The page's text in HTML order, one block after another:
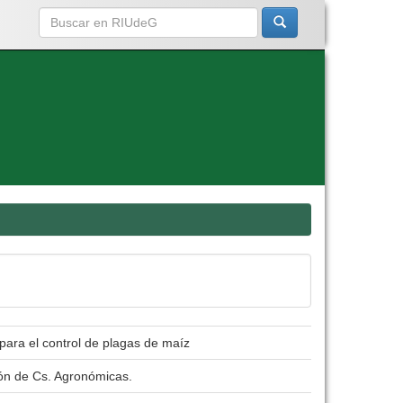
el control de plagas de maíz
de Cs. Agronómicas.